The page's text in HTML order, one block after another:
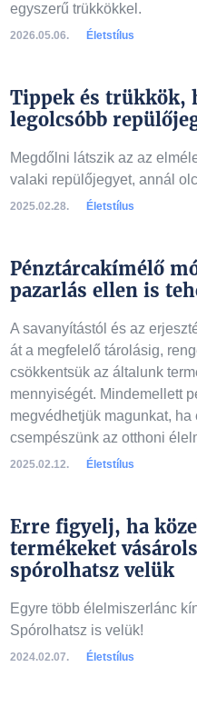
egyszerű trükkökkel.
2026.05.06. Életstílus
Tippek és trükkök,
legolcsóbb
Megdőlni látszik az az
valaki repülőjegyet, annál
2025.02.28. Életstílus
Pénztárcakímélő
pazarlás ellen is
A savanyítástól és az
át a megfelelő tárolásig,
csökkentsük az általunk
mennyiségét. Mindemellett
megvédhetjük magunkat, ha
csempészünk az otthoni
2025.02.12. Életstílus
Erre figyelj, ha
termékeket
spórolhatsz velük
Egyre több élelmiszerlánc
Spórolhatsz is velük!
2024.02.07. Életstílus